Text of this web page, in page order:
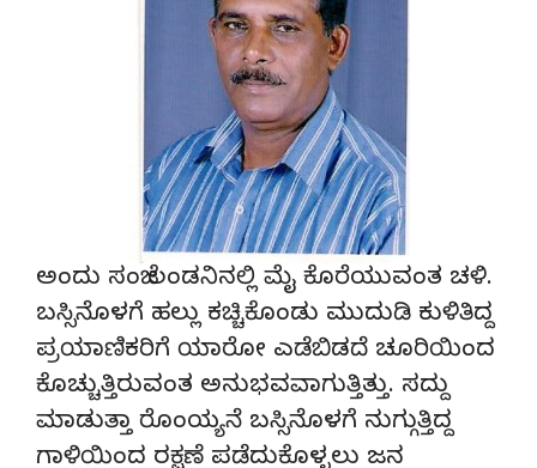
ಅಂದು ಸಂಜೆ ಲಂಡನಿನಲ್ಲಿ ಮೈ ಕೊರೆಯುವಂತ ಚಳಿ.
ಬಸ್ಸಿನೊಳಗೆ ಹಲ್ಲು ಕಚ್ಚಿಕೊಂಡು ಮುದುಡಿ ಕುಳಿತಿದ್ದ
ಪ್ರಯಾಣಿಕರಿಗೆ ಯಾರೋ ಎಡೆಬಿಡದೆ ಚೂರಿಯಿಂದ
ಕೊಚ್ಚುತ್ತಿರುವಂತ ಅನುಭವವಾಗುತ್ತಿತ್ತು. ಸದ್ದು
ಮಾಡುತ್ತಾ ರೊಂಯ್ಯನೆ ಬಸ್ಸಿನೊಳಗೆ ನುಗ್ಗುತ್ತಿದ್ದ
ಗಾಳಿಯಿಂದ ರಕ್ಷಣೆ ಪಡೆದುಕೊಳ್ಳಲು ಜನ